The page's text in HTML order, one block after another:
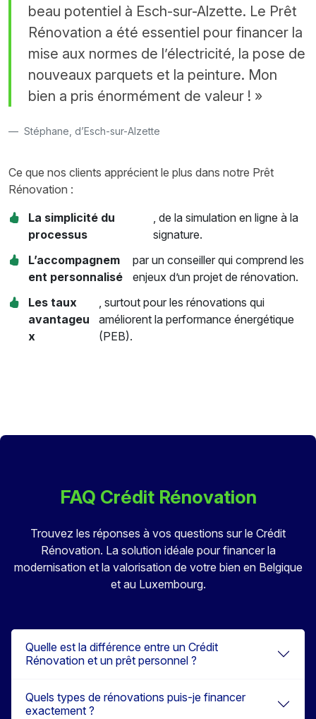
beau potentiel à Esch-sur-Alzette. Le Prêt
Rénovation a été essentiel pour financer la
mise aux normes de l’électricité, la pose de
nouveaux parquets et la peinture. Mon
bien a pris énormément de valeur ! »
Stéphane, d’Esch-sur-Alzette
Ce que nos clients apprécient le plus dans notre Prêt
Rénovation :
La simplicité du
processus
, de la simulation en ligne à la
signature.
L’accompagnem
ent personnalisé
par un conseiller qui comprend les
enjeux d’un projet de rénovation.
Les taux
avantageu
x
, surtout pour les rénovations qui
améliorent la performance énergétique
(PEB).
FAQ Crédit Rénovation
Trouvez les réponses à vos questions sur le Crédit
Rénovation. La solution idéale pour financer la
modernisation et la valorisation de votre bien en Belgique
et au Luxembourg.
Quelle est la différence entre un Crédit
Rénovation et un prêt personnel ?
Quels types de rénovations puis-je financer
exactement ?